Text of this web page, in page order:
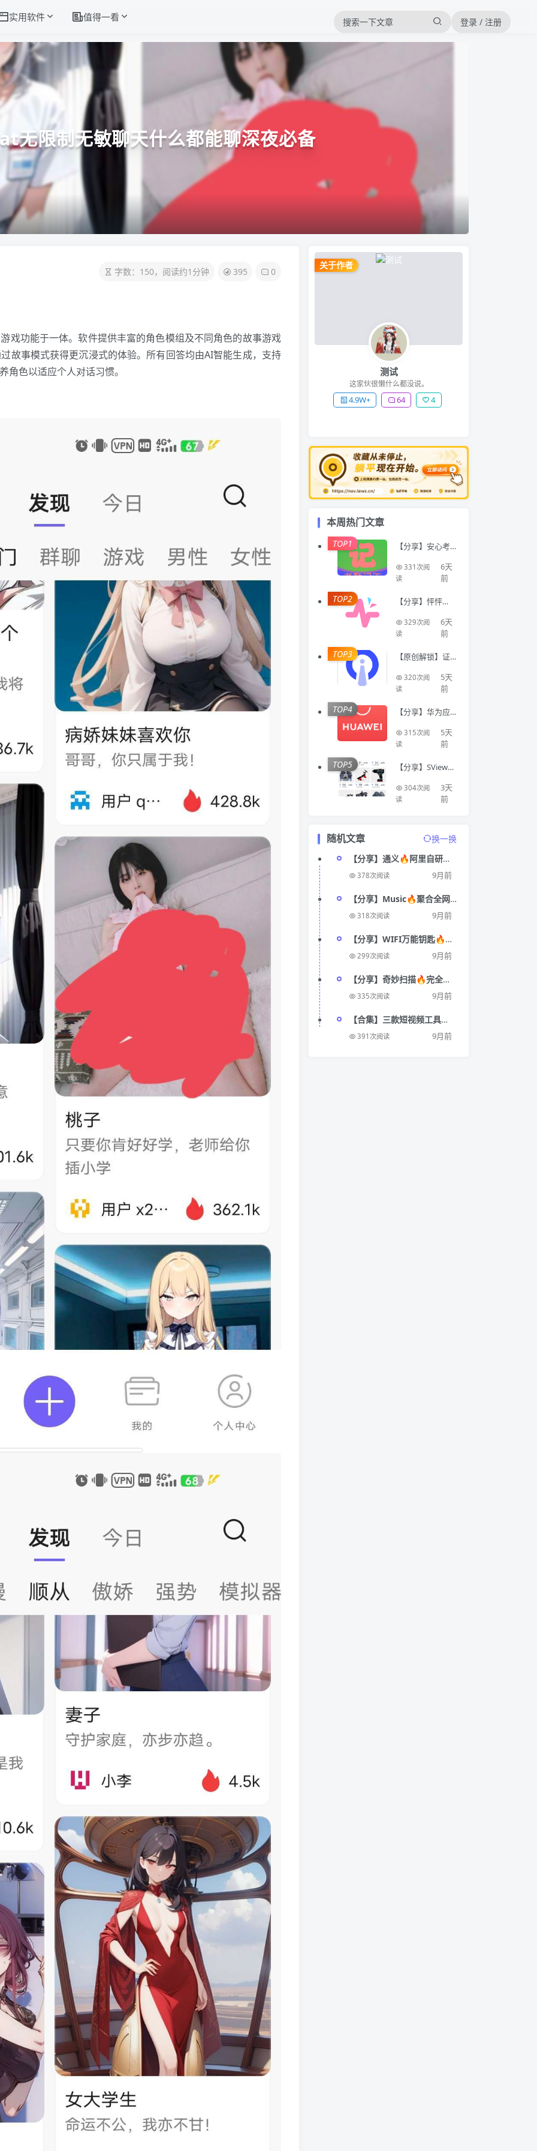
实用软件 值得一看 登录 / 注册
无限制无敏聊天什么都能聊深夜必备
字数：150，阅读约1分钟 395 0
戏功能于一体。软件提供丰富的角色模组及不同角色的故事游戏
故事模式获得更沉浸式的体验。所有回答均由AI智能生成，支持
角色以适应个人对话习惯。
关于作者
测试
这家伙很懒什么都没说。
4.9W+ 64 4
本周热门文章
TOP1
【分享】安心考
记工时统计出勤
数据
331次阅
读
6天
前
TOP2
【分享】怦怦🔥A
恋人多模态互动
聊天工具🔥
329次阅
读
6天
前
TOP3
【原创解锁】证
会员🔥标准尺寸
换底色美颜证件
320次阅
读
5天
前
TOP4
【分享】华为应
不限制下载国际
软件⭕免登录
315次阅
读
5天
前
TOP5
【分享】SView看
模型看图工具🔥
登录即会员
304次阅
读
3天
前
随机文章
换一换
【分享】通义🔥阿里自研满
血无限制版上线🔥国内顶尖
378次阅读 9月前
【分享】Music🔥聚合全网
音乐🔥超多音源🔥支持无损
318次阅读 9月前
【分享】WIFI万能钥匙🔥显
密码版 免登陆🔥包体小 更简
299次阅读 9月前
【分享】奇妙扫描🔥完全免
费无广🔥扫描神器！让你效
335次阅读 9月前
【合集】三款短视频工具🔥
去水印 搬运一键去重 剪辑🔥
391次阅读 9月前